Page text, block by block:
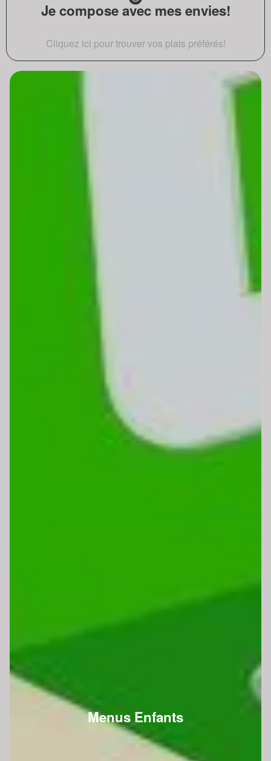
Je compose avec mes envies!
Cliquez ici pour trouver vos plats préférés!
Menus Enfants